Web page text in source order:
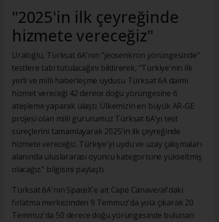
"2025'in ilk çeyreğinde
hizmete vereceğiz"
Uraloğlu, Türksat 6A'nın "jeosenkron yörüngesinde"
testlere tabi tutulacağını bildirerek, "Türkiye'nin ilk
yerli ve milli haberleşme uydusu Türksat 6A daimi
hizmet vereceği 42 derece doğu yörüngesine 6
ateşleme yaparak ulaştı. Ülkemizin en büyük AR-GE
projesi olan milli gururumuz Türksat 6A'yı test
süreçlerini tamamlayarak 2025'in ilk çeyreğinde
hizmete vereceğiz. Türkiye'yi uydu ve uzay çalışmaları
alanında uluslararası oyuncu kategorisine yükseltmiş
olacağız." bilgisini paylaştı.
Türksat 6A'nın SpaceX'e ait Cape Canaveral'daki
fırlatma merkezinden 9 Temmuz'da yola çıkarak 20
Temmuz'da 50 derece doğu yörüngesinde bulunan